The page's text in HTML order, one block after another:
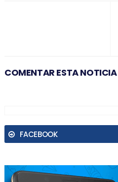
COMENTAR ESTA NOTICIA
FACEBOOK